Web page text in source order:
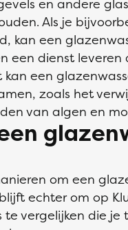
en andere
Als je
kan een
een dienst
een
zoals het
van algen en
om een
echter om op
te vergelijken die